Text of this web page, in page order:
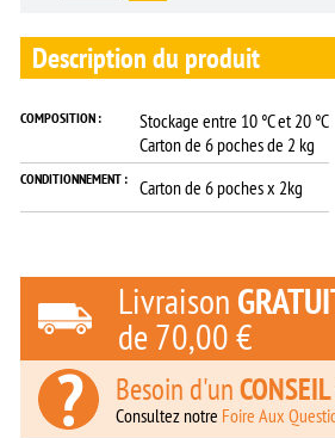
Description du produit
COMPOSITION :
Stockage entre 10 °C et 20 °C
Carton de 6 poches de 2 kg
CONDITIONNEMENT : Carton de 6 poches x 2kg
Livraison
de 70,00 €
Besoin d'un
Consultez notre Foire Aux